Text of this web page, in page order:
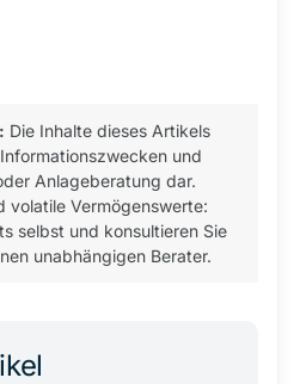
Die Inhalte dieses Artikels
und
Anlageberatung dar.
volatile Vermögenswerte:
selbst und konsultieren Sie
unabhängigen Berater.